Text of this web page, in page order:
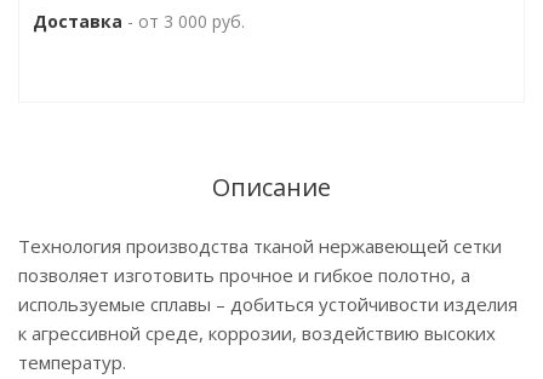
Доставка - от 3 000 руб.
Описание
Технология производства тканой нержавеющей сетки
позволяет изготовить прочное и гибкое полотно, а
используемые сплавы – добиться устойчивости изделия
к агрессивной среде, коррозии, воздействию высоких
температур.